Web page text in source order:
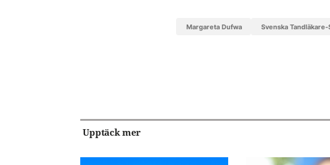
Margareta Dufwa Svenska
Upptäck mer